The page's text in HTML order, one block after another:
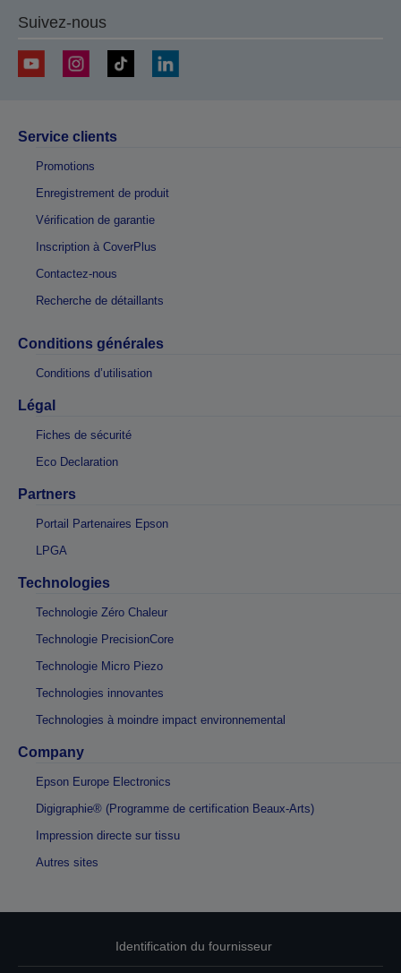
Suivez-nous
Service clients
Promotions
Enregistrement de produit
Vérification de garantie
Inscription à CoverPlus
Contactez-nous
Recherche de détaillants
Conditions générales
Conditions d’utilisation
Légal
Fiches de sécurité
Eco Declaration
Partners
Portail Partenaires Epson
LPGA
Technologies
Technologie Zéro Chaleur
Technologie PrecisionCore
Technologie Micro Piezo
Technologies innovantes
Technologies à moindre impact environnemental
Company
Epson Europe Electronics
Digigraphie® (Programme de certification Beaux-Arts)
Impression directe sur tissu
Autres sites
Identification du fournisseur